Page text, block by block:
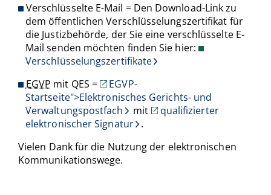
Verschlüsselte E-Mail = Den Download-Link zu
dem öffentlichen Verschlüsselungszertifikat für
die Justizbehörde, der Sie eine verschlüsselte E-
Mail senden möchten finden Sie hier:
Verschlüsselungszertifikate
EGVP mit QES =
EGVP-
Startseite">Elektronisches Gerichts- und
Verwaltungspostfach
mit
qualifizierter
elektronischer Signatur .
Vielen Dank für die Nutzung der elektronischen
Kommunikationswege.